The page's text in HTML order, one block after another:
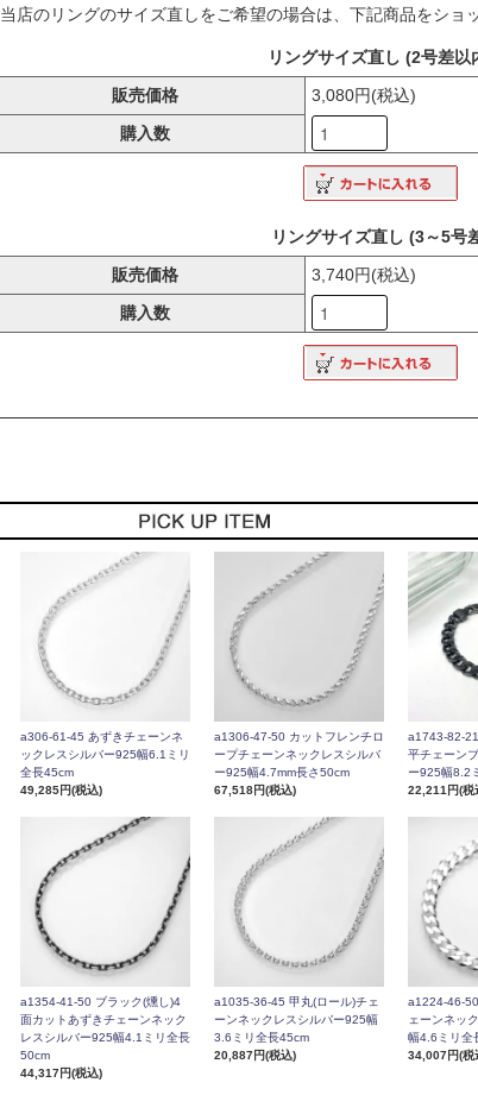
当店のリングのサイズ直しをご希望の場合は、下記商品をショ
リングサイズ直し (2号差以
販売価格
3,080円(税込)
購入数
リングサイズ直し (3～5号
販売価格
3,740円(税込)
購入数
a306-61-45 あずきチェーンネ
ックレスシルバー925幅6.1ミリ
全長45cm
49,285円(税込)
a1306-47-50 カットフレンチロ
ープチェーンネックレスシルバ
ー925幅4.7mm長さ50cm
67,518円(税込)
a1743-82-
平チェーン
ー925幅8.2
22,211円(税
a1354-41-50 ブラック(燻し)4
面カットあずきチェーンネック
レスシルバー925幅4.1ミリ全長
50cm
44,317円(税込)
a1035-36-45 甲丸(ロール)チェ
ーンネックレスシルバー925幅
3.6ミリ全長45cm
20,887円(税込)
a1224-46-
ェーンネッ
幅4.6ミリ全
34,007円(税